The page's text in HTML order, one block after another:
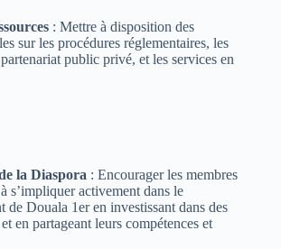
: Mettre à disposition des
sur les procédures réglementaires, les
public privé, et les services en
la Diaspora : Encourager les membres
s’impliquer activement dans le
de Douala 1er en investissant dans des
en partageant leurs compétences et